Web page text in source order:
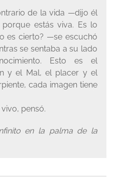
de la vida —dijo él
estás viva. Es lo
es cierto? —se escuchó
se sentaba a su lado
Esto es el
y el Mal, el placer y el
cada imagen tiene
pensó.
en la palma de la